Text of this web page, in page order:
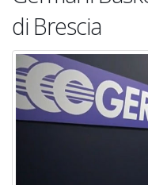
di Brescia